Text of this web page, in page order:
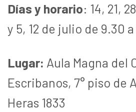
Días y horario: 14, 21,
y 5, 12 de julio de 9.30 a
Lugar: Aula Magna del
Escribanos, 7° piso de
Heras 1833